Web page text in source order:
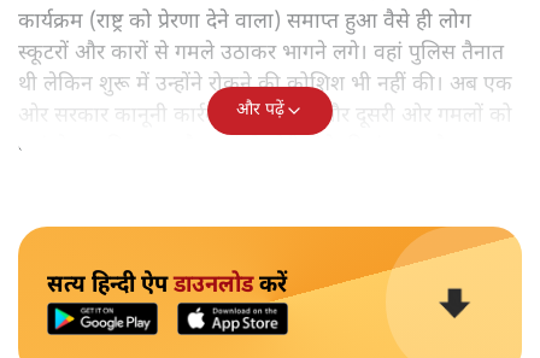
कार्यक्रम (राष्ट्र को प्रेरणा देने वाला) समाप्त हुआ वैसे ही लोग
स्कूटरों और कारों से गमले उठाकर भागने लगे। वहां पुलिस तैनात
थी लेकिन शुरू में उन्होंने रोकने की कोशिश भी नहीं की। अब एक
ओर सरकार कानूनी कार्रवाई कर रही है और दूसरी ओर गमलों को
वहां से हटा दिया गया है, जहां से चोरी होने की गुंजाइश है।
और पढ़ें
सत्य हिन्दी ऐपडाउनलोडकरें